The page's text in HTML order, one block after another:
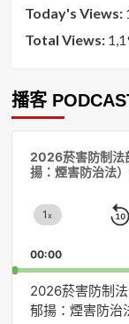
Today's Views:
Total Views:
播客
2026菸害防制法
揚：煙害防治法
Change
Rate
1x
00:00
2026菸害防制
郁揚：煙害防治